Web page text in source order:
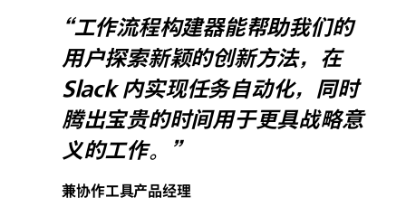
“工作流程构建器能帮助我们的
用户探索新颖的创新方法，在
Slack 内实现任务自动化，同时
腾出宝贵的时间用于更具战略意
义的工作。”
兼协作工具产品经理